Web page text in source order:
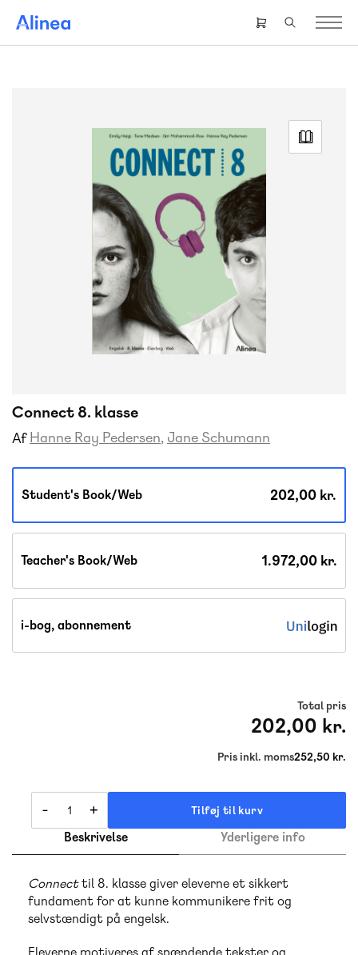
hovedindhold
Header
right
Connect 8. klasse
Af Hanne Ray Pedersen Jane Schumann
Student's Book/Web 202,00 kr.
Teacher's Book/Web 1.972,00 kr.
i-bog, abonnement
Total pris
202,00 kr.
Pris inkl. moms252,50 kr.
- + Tilføj til kurv
Beskrivelse Yderligere info
Connecttil 8. klasse giver eleverne et sikkert
fundament for at kunne kommunikere frit og
selvstændigt på engelsk.